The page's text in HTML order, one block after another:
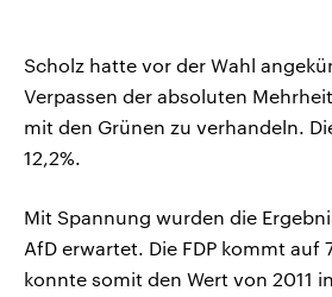
Scholz hatte vor der Wahl
Verpassen der absoluten
mit den Grünen zu verhandeln.
12,2%.
Mit Spannung wurden die
AfD erwartet. Die FDP kommt auf
konnte somit den Wert von 2011